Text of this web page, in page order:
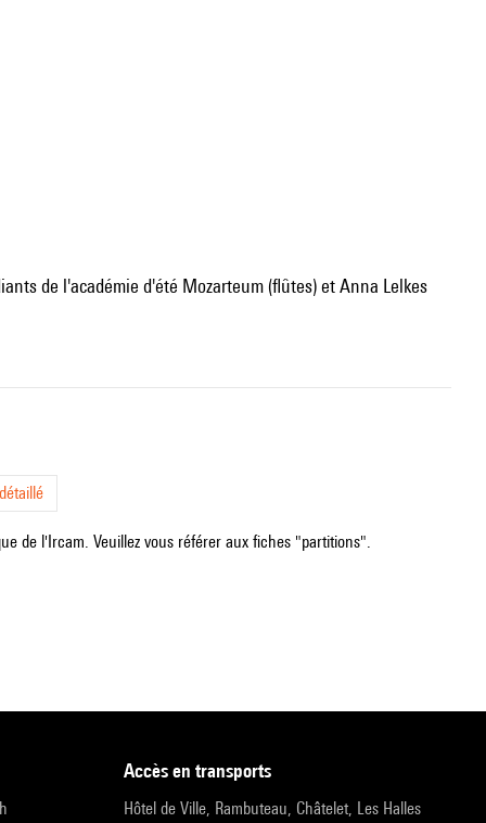
de l'Ircam. Veuillez vous référer aux fiches "partitions".
accès en transports
Hôtel de Ville, Rambuteau, Châtelet, Les Halles